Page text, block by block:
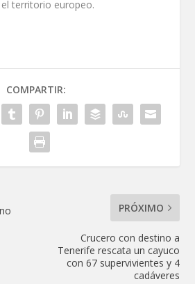
territorio europeo.
COMPARTIR:
PRÓXIMO
Crucero con destino a
Tenerife rescata un cayuco
con 67 supervivientes y 4
cadáveres